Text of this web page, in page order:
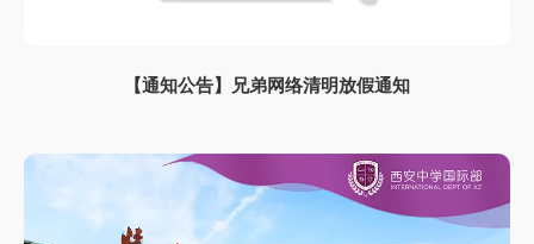
【通知公告】兄弟网络清明放假通知